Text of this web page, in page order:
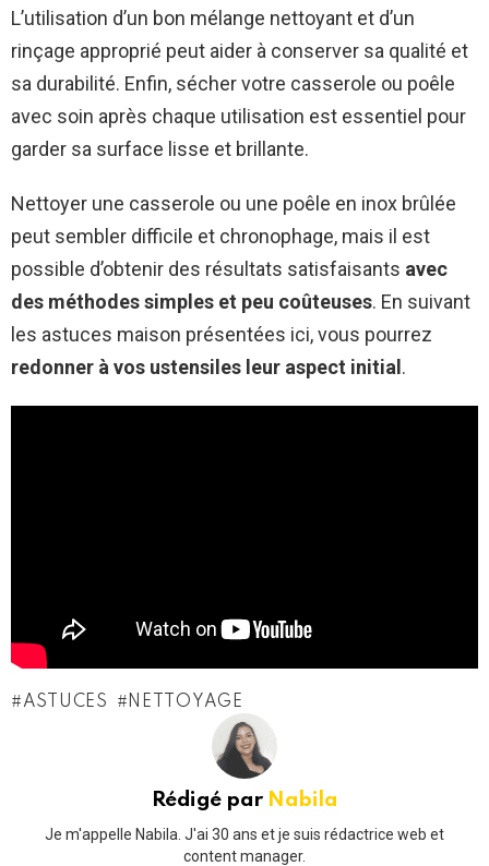
L’utilisation d’un bon mélange nettoyant et d’un
rinçage approprié peut aider à conserver sa qualité et
sa durabilité. Enfin, sécher votre casserole ou poêle
avec soin après chaque utilisation est essentiel pour
garder sa surface lisse et brillante.
Nettoyer une casserole ou une poêle en inox brûlée
peut sembler difficile et chronophage, mais il est
possible d’obtenir des résultats satisfaisants avec
des méthodes simples et peu coûteuses. En suivant
les astuces maison présentées ici, vous pourrez
redonner à vos ustensiles leur aspect initial .
ASTUCES NETTOYAGE
Rédigé par Nabila
Je m'appelle Nabila. J'ai 30 ans et je suis rédactrice web et
content manager.